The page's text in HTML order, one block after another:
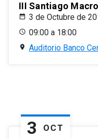
III Santiago
3 de Octubre de
09:00 a 18:00
Auditorio Banco
3 OCT